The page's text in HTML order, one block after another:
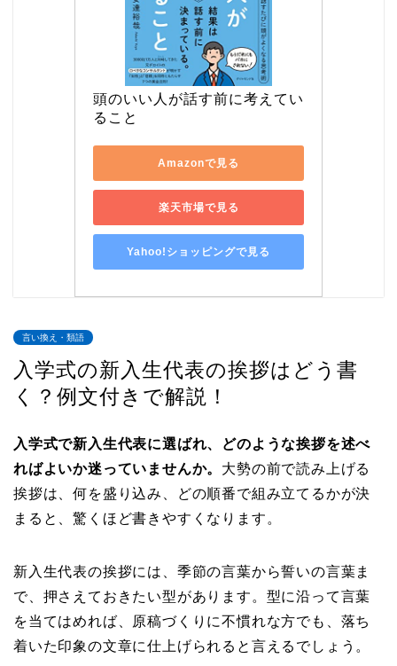
頭のいい人が話す前に考えてい
ること
Amazonで見る
楽天市場で見る
Yahoo!ショッピングで見る
言い換え・類語
入学式の新入生代表の挨拶はどう書
く？例文付きで解説！
入学式で新入生代表に選ばれ、どのような挨拶を述べ
ればよいか迷っていませんか。 大勢の前で読み上げる
挨拶は、何を盛り込み、どの順番で組み立てるかが決
まると、驚くほど書きやすくなります。
新入生代表の挨拶には、季節の言葉から誓いの言葉ま
で、押さえておきたい型があります。型に沿って言葉
を当てはめれば、原稿づくりに不慣れな方でも、落ち
着いた印象の文章に仕上げられると言えるでしょう。